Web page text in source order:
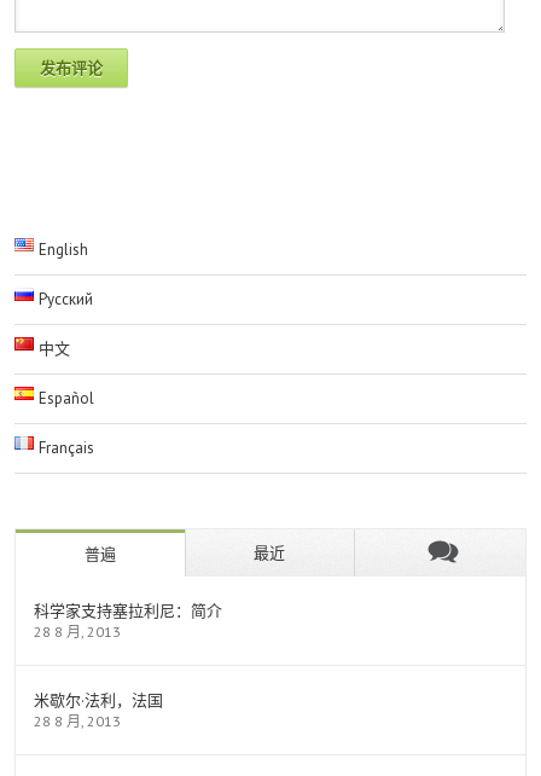
English
Русский
中文
Español
Français
普遍 最近
科学家支持塞拉利尼：简介
28 8 月, 2013
米歇尔·法利，法国
28 8 月, 2013